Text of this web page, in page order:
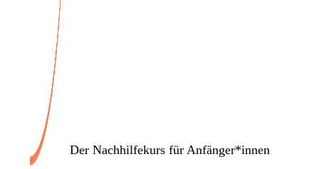
Der Nachhilfekurs für Anfänger*innen